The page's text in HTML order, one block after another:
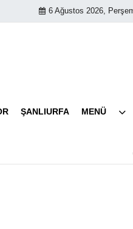
6 Ağustos 2026,
ŞANLIURFA MENÜ
İletişim